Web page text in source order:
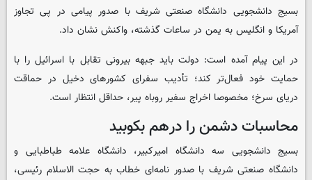
بسیج دانشجویی دانشگاه صنعتی شریف با صدور پیامی در پی تجاوز
آمریکا و انگلیس به یمن در ساعات گذشته، واکنش نشان داد.
در این پیام آمده است: دولت باید جبهه بیرونی تقابل با اسرائیل را با
حمایت خود فعال‌تر کند؛ تأدیب سفرای کشورهای دخیل در حماقت
دریای سرخ؛ مخصوصا اخراج سفیر روباه پیر، حداقل انتظار است.
محاسبات دشمن را درهم بکوبید
بسیج دانشجویی سه دانشگاه امیرکبیر، دانشگاه علامه طباطبایی و
دانشگاه صنعتی شریف با صدور نامه‌ای خطاب به حجت الاسلام رئیسی،